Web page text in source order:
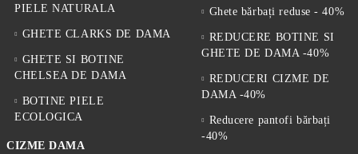
PIELE NATURALA
GHETE CLARKS DE DAMA
GHETE SI BOTINE
CHELSEA DE DAMA
BOTINE PIELE
ECOLOGICA
CIZME DAMA
Ghete bărbați reduse - 40%
REDUCERE BOTINE SI
GHETE DE DAMA -40%
REDUCERI CIZME DE
DAMA -40%
Reducere pantofi bărbați
-40%